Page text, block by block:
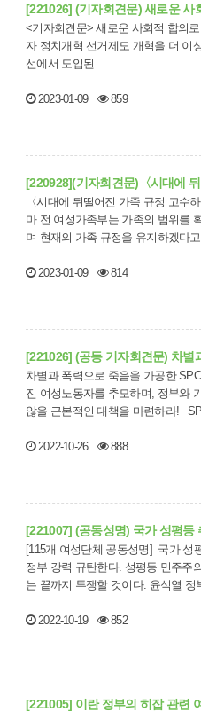
[221026] (기자회견문) 새로운
<기자회견문> 새로운 사회적 합의로 정치개혁·선거제도개혁을 이뤄내
자 정치개혁 선거제도 개혁을 더 이상 미룰 수 없
선에서 도입된…
2023-01-09 859
[220928](기자회견문)〈시대에
〈시대에 뒤떨어진 가족 규정 고수하
마 전 여성가족부는 가족의 범위를
며 현재의 가족 규정을 유지하겠다
2023-01-09
814
[221026] (공동 기자회견문) 차
차별과 폭력으로 죽음을 가공한
진 여성노동자를 추모하며, 정부와
않을
2022-10-26 888
[221007] (공동성명) 국가 성평
[115개 여성단체 공동성명] 국가 성
정부 강력 규탄한다. 성평등 민주주의 후퇴시킨 윤석열 정부에 맞서 우리
는 끝까지 투쟁할 것이다. 윤석열 정
2022-10-19 852
[221005] 이란 정부의 히잡 관련